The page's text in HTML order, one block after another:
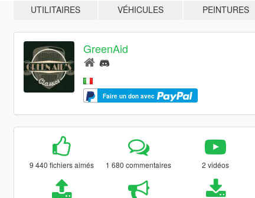
UTILITAIRES VÉHICULES PEINTURES
GreenAid
Faire un don avec
9 440 fichiers aimés 1 680 commentaires 2 vidéos